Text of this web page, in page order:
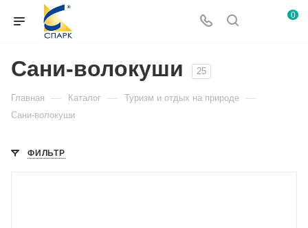
0
Сани-волокуши 25
Главная — Каталог — Туризм и отдых на природе —
Сани-волокуши
ФИЛЬТР